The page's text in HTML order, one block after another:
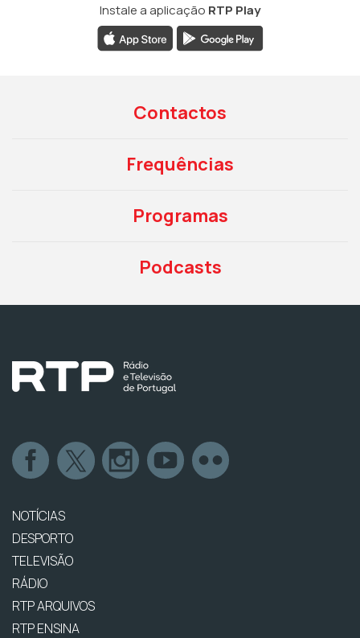
Instale a aplicação RTP Play
Contactos
Frequências
Programas
Podcasts
NOTÍCIAS
DESPORTO
TELEVISÃO
RÁDIO
RTP ARQUIVOS
RTP ENSINA